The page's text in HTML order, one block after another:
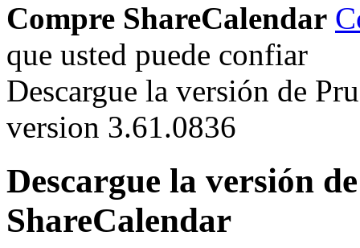
Compre ShareCalendar
que usted puede confiar
Descargue la versión de
version 3.61.0836
Descargue la versión
ShareCalendar